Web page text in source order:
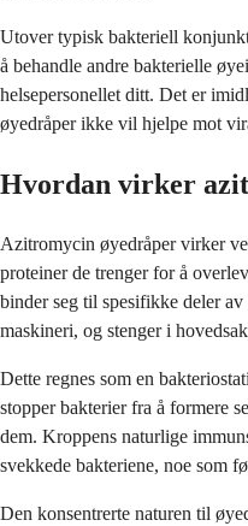
Utover typisk bakteriell
å behandle andre bakterielle
helsepersonellet ditt. Det er
øyedråper ikke vil hjelpe mot
Hvordan virker
Azitromycin øyedråper virker
proteiner de trenger for å
binder seg til spesifikke deler
maskineri, og stenger i
Dette regnes som en
stopper bakterier fra å formere
dem. Kroppens naturlige
svekkede bakteriene, noe som
Den konsentrerte naturen til